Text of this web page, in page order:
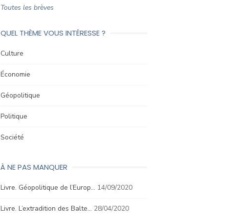
Toutes les brèves
QUEL THÈME VOUS INTÉRESSE ?
Culture
Économie
Géopolitique
Politique
Société
À NE PAS MANQUER
Livre. Géopolitique de l’Europ… 14/09/2020
Livre. L’extradition des Balte… 28/04/2020